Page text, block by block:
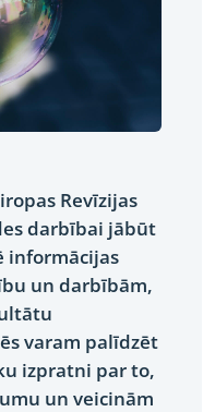
Revīzijas
darbībai jābūt
informācijas
un darbībām,
varam palīdzēt
izpratni par to,
un veicinām